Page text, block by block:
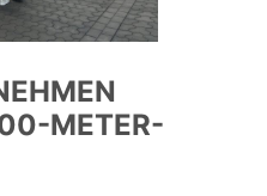
METER-